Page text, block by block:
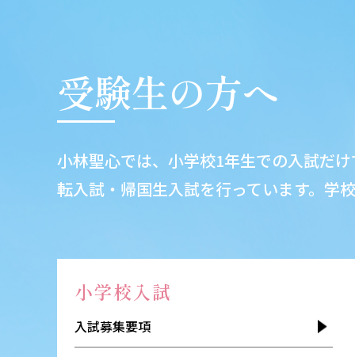
受験生の方へ
小林聖心では、小学校1年生での入試だ
転入試・帰国生入試を行っています。学
小学校入試
入試募集要項